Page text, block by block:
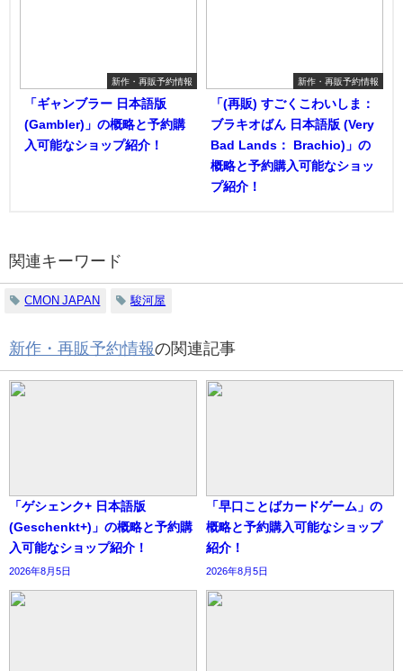
新作・再販予約情報
「ギャンブラー 日本語版
(Gambler)」の概略と予約購
入可能なショップ紹介！
新作・再販予約情報
「(再販) すごくこわいしま：
ブラキオばん 日本語版 (Very
Bad Lands： Brachio)」の
概略と予約購入可能なショッ
プ紹介！
関連キーワード
CMON JAPAN 駿河屋
新作・再販予約情報の関連記事
「ゲシェンク+ 日本語版
(Geschenkt+)」の概略と予約購
入可能なショップ紹介！
2026年8月5日
「早口ことばカードゲーム」の
概略と予約購入可能なショップ
紹介！
2026年8月5日